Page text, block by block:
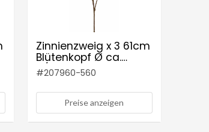
Zinnienzweig x 3 61cm
Blütenkopf Ø ca.
4/9,5cm Farbe: cerise
#207960-560
Preise anzeigen